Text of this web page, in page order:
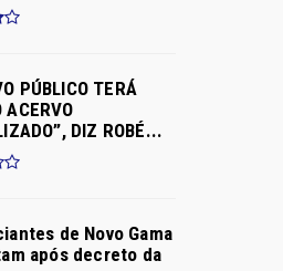
PÚBLICO TERÁ
ACERVO
DIZ ROBÉ...
de Novo Gama
após decreto da